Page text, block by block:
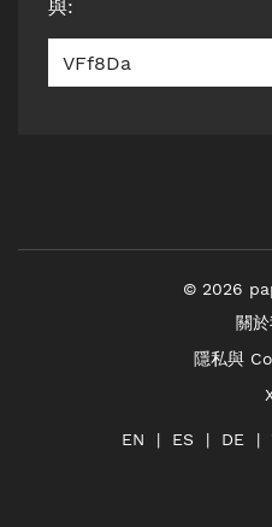
與:
VFf8Da
© 2026
關
隱私與
EN ES DE